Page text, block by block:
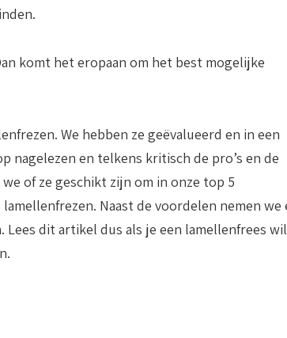
komt het eropaan om het best mogelijke
We hebben ze geëvalueerd en in een
nagelezen en telkens kritisch de pro’s en de
of ze geschikt zijn om in onze top 5
Naast de voordelen nemen we
dit artikel dus als je een lamellenfrees wil